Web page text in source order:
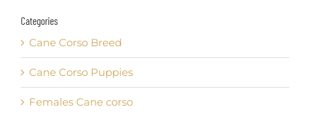
Categories
Cane Corso Breed
Cane Corso Puppies
Females Cane corso